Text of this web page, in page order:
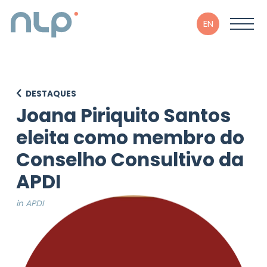
EN
DESTAQUES
Joana Piriquito Santos
eleita como membro do
Conselho Consultivo da
APDI
in APDI